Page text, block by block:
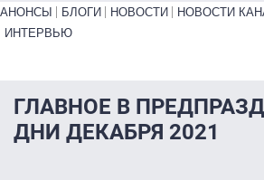
Primary links bottom
АНОНСЫ БЛОГИ НОВОСТИ НОВОСТИ
ИНТЕРВЬЮ
ГЛАВНОЕ В
ДНИ ДЕКАБРЯ 2021